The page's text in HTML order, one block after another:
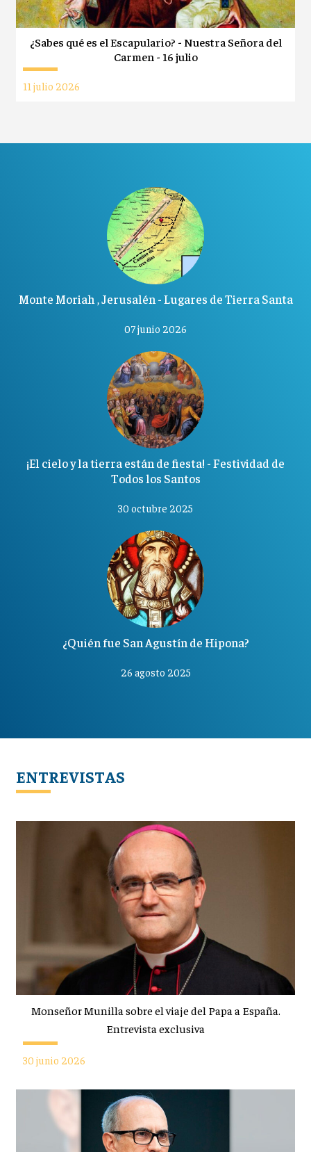
¿Sabes qué es el Escapulario? - Nuestra Señora del
Carmen - 16 julio
11 julio 2026
Monte Moriah , Jerusalén - Lugares de Tierra Santa
07 junio 2026
¡El cielo y la tierra están de fiesta! - Festividad de
Todos los Santos
30 octubre 2025
¿Quién fue San Agustín de Hipona?
26 agosto 2025
ENTREVISTAS
Monseñor Munilla sobre el viaje del Papa a España.
Entrevista exclusiva
30 junio 2026